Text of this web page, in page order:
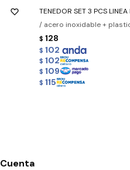
TENEDOR SET 3 PCS
/ acero inoxidable +
$ 128
$ 102
$ 102
$ 109
$ 115
Cuenta